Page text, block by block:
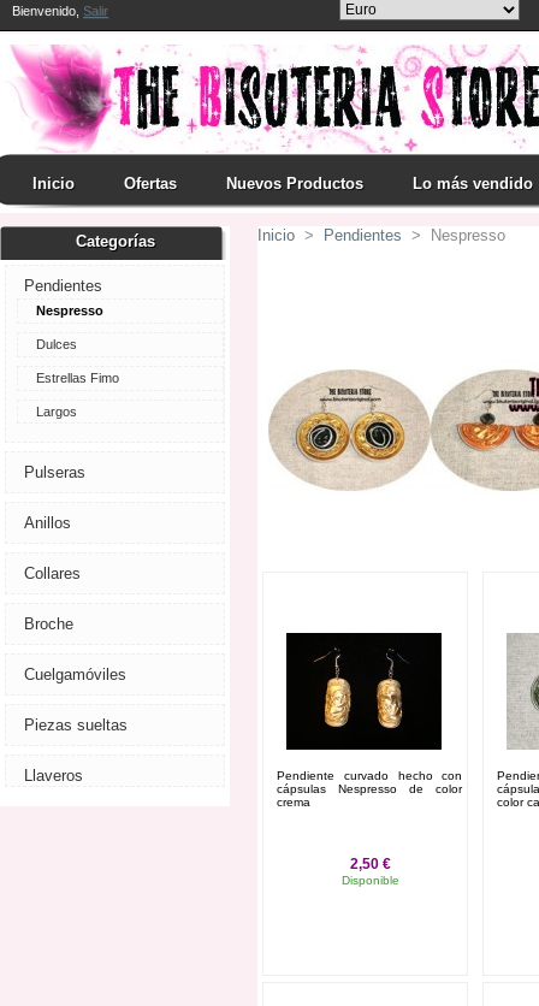
Bienvenido, Salir
Inicio Ofertas Nuevos Productos Lo más vendido
Categorías
Pendientes
Nespresso
Dulces
Estrellas Fimo
Largos
Pulseras
Anillos
Collares
Broche
Cuelgamóviles
Piezas sueltas
Llaveros
Inicio > Pendientes > Nespresso
Pendiente curvado hecho con
cápsulas Nespresso de color
crema
2,50 €
Disponible
color